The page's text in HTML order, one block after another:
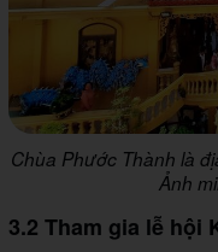
Chùa Phước Thành là
Ảnh
3.2 Tham gia lễ hội